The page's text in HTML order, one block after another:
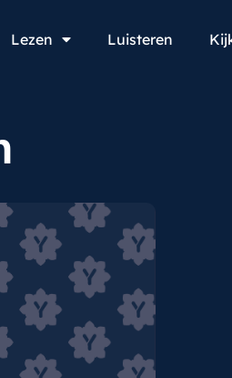
Lezen Luisteren